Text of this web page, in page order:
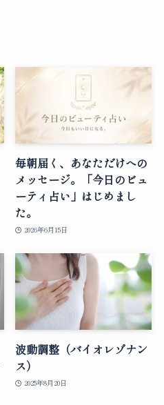
毎朝届く、あなただけへの
メッセージ。「今日のビュ
ーティ占い」はじめまし
た。
2026年6月15日
波動調整（バイオレゾナン
ス）
2025年8月20日